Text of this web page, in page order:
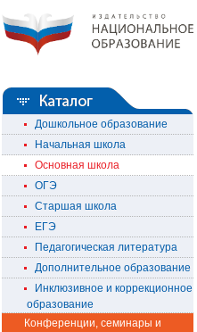
Дошкольное образование
Начальная школа
Основная школа
ОГЭ
Старшая школа
ЕГЭ
Педагогическая литература
Дополнительное образование
Инклюзивное и коррекционное
образование
Конференции, семинары и